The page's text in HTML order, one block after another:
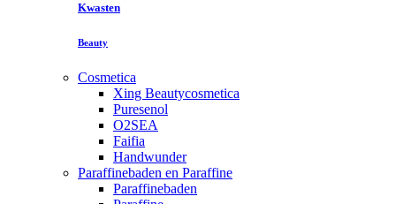
Kwasten
Beauty
Cosmetica
Xing Beautycosmetica
Puresenol
O2SEA
Faifia
Handwunder
Paraffinebaden en Paraffine
Paraffinebaden